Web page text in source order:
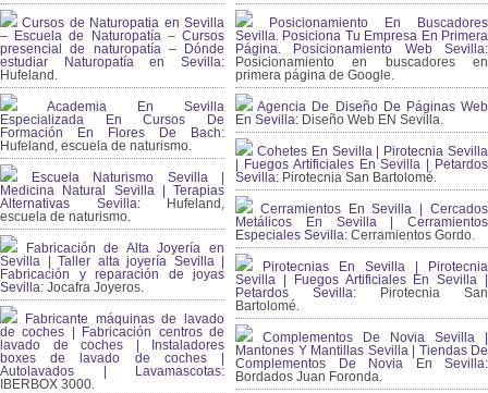
Cursos de Naturopatia en Sevilla
– Escuela de Naturopatía – Cursos
presencial de naturopatía – Dónde
estudiar Naturopatía en Sevilla:
Hufeland.
Academia En Sevilla
Especializada En Cursos De
Formación En Flores De Bach:
Hufeland, escuela de naturismo.
Escuela Naturismo Sevilla |
Medicina Natural Sevilla | Terapias
Alternativas Sevilla: Hufeland,
escuela de naturismo.
Fabricación de Alta Joyería en
Sevilla | Taller alta joyería Sevilla |
Fabricación y reparación de joyas
Sevilla: Jocafra Joyeros.
Fabricante máquinas de lavado
de coches | Fabricación centros de
lavado de coches | Instaladores
boxes de lavado de coches |
Autolavados | Lavamascotas:
IBERBOX 3000.
Posicionamiento En Buscadores
Sevilla. Posiciona Tu Empresa En Primera
Página. Posicionamiento Web Sevilla:
Posicionamiento en buscadores en
primera página de Google.
Agencia De Diseño De Páginas Web
En Sevilla: Diseño Web EN Sevilla.
Cohetes En Sevilla | Pirotecnia Sevilla
| Fuegos Artificiales En Sevilla | Petardos
Sevilla: Pirotecnia San Bartolomé.
Cerramientos En Sevilla | Cercados
Metálicos En Sevilla | Cerramientos
Especiales Sevilla: Cerramientos Gordo.
Pirotecnias En Sevilla | Pirotecnia
Sevilla | Fuegos Artificiales En Sevilla |
Petardos Sevilla: Pirotecnia San
Bartolomé.
Complementos De Novia Sevilla |
Mantones Y Mantillas Sevilla | Tiendas De
Complementos De Novia En Sevilla:
Bordados Juan Foronda.